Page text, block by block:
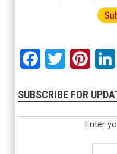
Facebook
Twitter
SUBSCRIBE FOR
Enter